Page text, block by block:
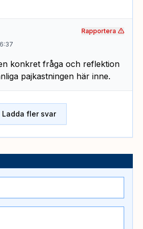
konkret fråga och reflektion
pajkastningen här inne.
Rapportera
Ladda fler svar